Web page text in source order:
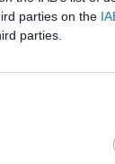
parties on the
parties.